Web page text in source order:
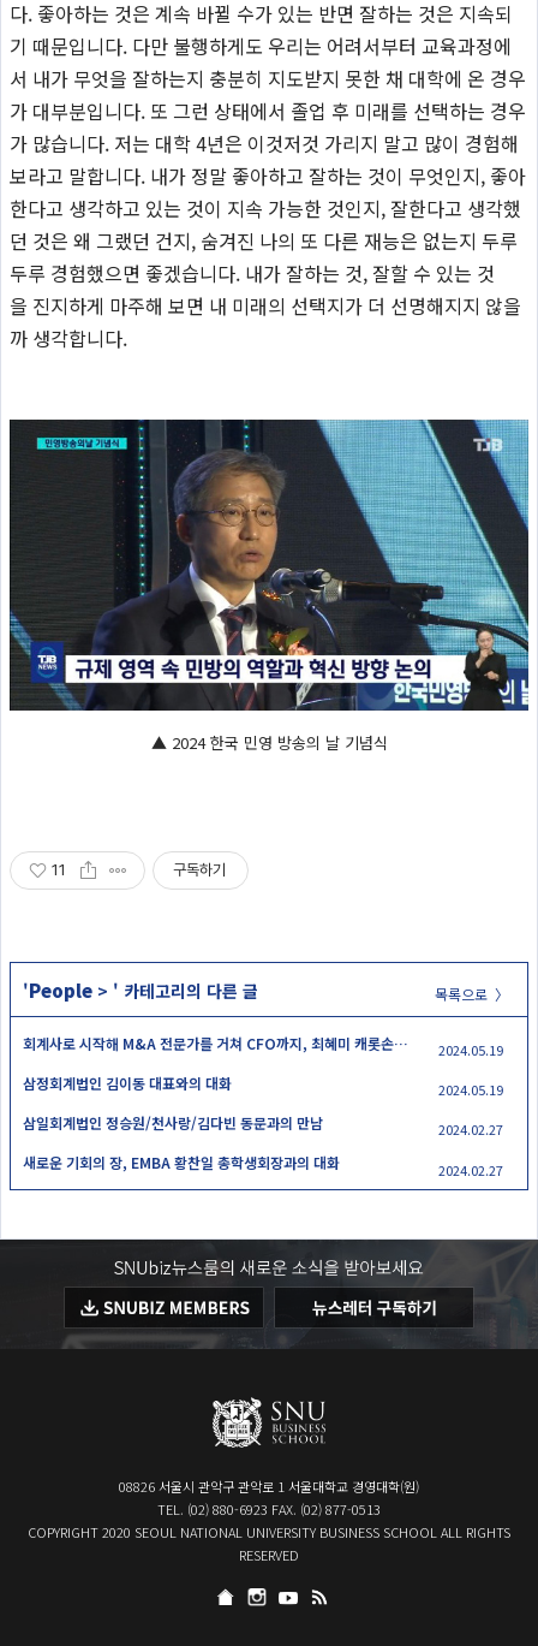
다. 좋아하는 것은 계속 바뀔 수가 있는 반면 잘하는 것은 지속되
기 때문입니다. 다만 불행하게도 우리는 어려서부터 교육과정에
서 내가 무엇을 잘하는지 충분히 지도받지 못한 채 대학에 온 경우
가 대부분입니다. 또 그런 상태에서 졸업 후 미래를 선택하는 경우
가 많습니다. 저는 대학 4년은 이것저것 가리지 말고 많이 경험해
보라고 말합니다. 내가 정말 좋아하고 잘하는 것이 무엇인지, 좋아
한다고 생각하고 있는 것이 지속 가능한 것인지, 잘한다고 생각했
던 것은 왜 그랬던 건지, 숨겨진 나의 또 다른 재능은 없는지 두루
두루 경험했으면 좋겠습니다. 내가 잘하는 것, 잘할 수 있는 것
을 진지하게 마주해 보면 내 미래의 선택지가 더 선명해지지 않을
까 생각합니다.
▲ 2024 한국 민영 방송의 날 기념식
11 구독하기
목록으로 〉
'People> ' 카테고리의 다른 글
회계사로 시작해 M&A 전문가를 거쳐 CFO까지, 최혜미 캐롯손해보험 전략재무본부장 2024.05.19
삼정회계법인 김이동 대표와의 대화 2024.05.19
삼일회계법인 정승원/천사랑/김다빈 동문과의 만남 2024.02.27
새로운 기회의 장, EMBA 황찬일 총학생회장과의 대화 2024.02.27
08826 서울시 관악구 관악로 1 서울대학교 경영대학(원)
TEL. (02) 880-6923 FAX. (02) 877-0513
COPYRIGHT 2020 SEOUL NATIONAL UNIVERSITY BUSINESS SCHOOL ALL RIGHTS
RESERVED